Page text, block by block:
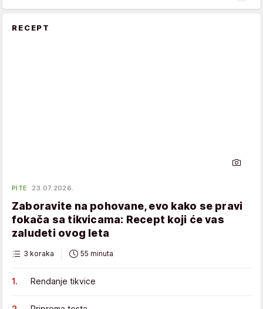
RECEPT
PITE 23.07.2026.
Zaboravite na pohovane, evo kako se pravi
fokača sa tikvicama: Recept koji će vas
zaludeti ovog leta
3 koraka 55 minuta
Rendanje tikvice